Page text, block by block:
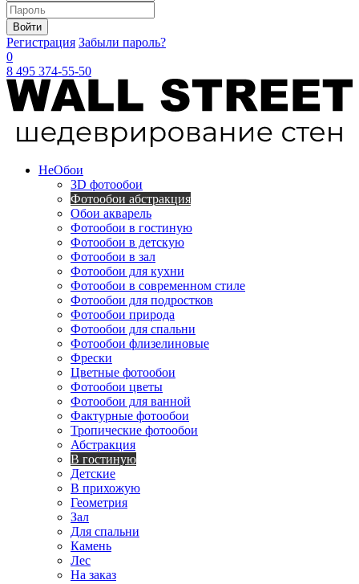
Войти
Регистрация Забыли пароль?
0
8 495 374-55-50
НеОбои
3D фотообои
Фотообои абстракция
Обои акварель
Фотообои в гостиную
Фотообои в детскую
Фотообои в зал
Фотообои для кухни
Фотообои в современном стиле
Фотообои для подростков
Фотообои природа
Фотообои для спальни
Фотообои флизелиновые
Фрески
Цветные фотообои
Фотообои цветы
Фотообои для ванной
Фактурные фотообои
Тропические фотообои
Абстракция
В гостиную
Детские
В прихожую
Геометрия
Зал
Для спальни
Камень
Лес
На заказ